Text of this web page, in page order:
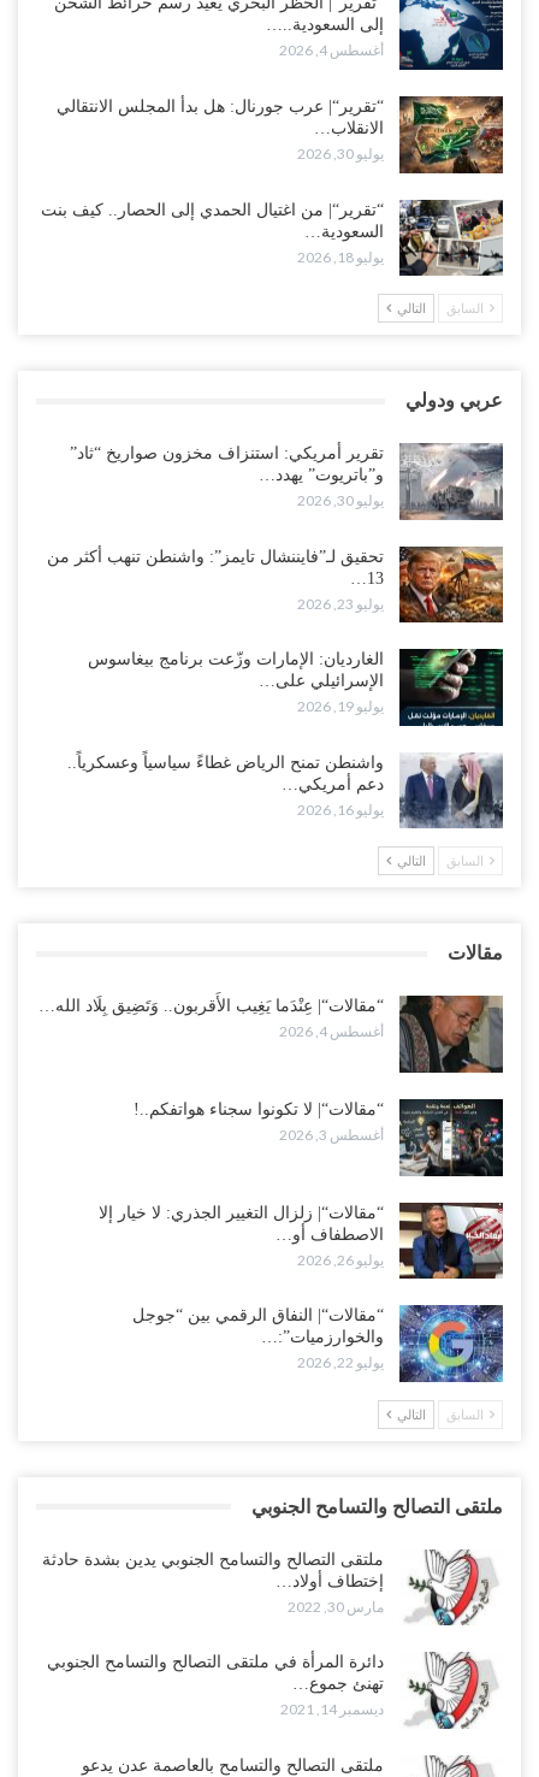
العطش وغياب الغاز يفاقمان مأساة الأهالي بعدن.. مدينة تغرق في دوامة
أغسطس 3, 2026
“مقالات“| لا تكونوا سجناء هواتفكم..!
أغسطس 3, 2026
“حضرموت“| بعد اقتحام منزل شيخ بارز.. قبائل الصحراء اليمنية تبدأ
احتشاداً على الحدود السعودية..!
أغسطس 2, 2026
أغسطس 2, 2026
“تعز“| مع اقتراب إعادة الهيكلة السعودية.. سباق بين طارق والإصلاح
لإشعال حرب..!
أغسطس 2, 2026
“حضرموت“| تغييرات سعودية بصفوف قيادة “درع الوطن” المتمركز
بالعبر.. هل بدأت الرياض إعادة هيكلة فصائلها بعد…
اغتيالات العبر تُشعل حضرموت.. من يقود حرب التصفية الصامتة داخل
معسكر التحالف..!
“تعز“| غضب شعبي يشلّ الخط الساحلي المخا- عدن.. هل بدأت المناطق
الاستراتيجية بالانفجار من الداخل..!
أغسطس 2, 2026
أغسطس 1, 2026
إلى السعودية..…
أغسطس 4, 2026
“تقرير“| عرب جورنال: هل بدأ المجلس الانتقالي
الانقلاب…
يوليو 30, 2026
“تقرير“| من اغتيال الحمدي إلى الحصار.. كيف بنت
السعودية…
يوليو 18, 2026
السابق التالي
عربي ودولي
تقرير أمريكي: استنزاف مخزون صواريخ “ثاد”
و”باتريوت” يهدد…
يوليو 30, 2026
تحقيق لـ”فايننشال تايمز”: واشنطن تنهب أكثر من
13…
يوليو 23, 2026
الغارديان: الإمارات وزّعت برنامج بيغاسوس
الإسرائيلي على…
يوليو 19, 2026
واشنطن تمنح الرياض غطاءً سياسياً وعسكرياً..
دعم أمريكي…
يوليو 16, 2026
السابق التالي
مقالات
“مقالات“| عِنْدَما يَغِيب الأَقربون.. وَتَضِيق بِلَاد الله…
أغسطس 4, 2026
“مقالات“| لا تكونوا سجناء هواتفكم..!
أغسطس 3, 2026
“مقالات“| زلزال التغيير الجذري: لا خيار إلا
الاصطفاف أو…
يوليو 26, 2026
“مقالات“| النفاق الرقمي بين “جوجل
والخوارزميات”:…
يوليو 22, 2026
السابق التالي
ملتقى التصالح والتسامح الجنوبي
ملتقى التصالح والتسامح الجنوبي يدين بشدة حادثة
إختطاف أولاد…
مارس 30, 2022
دائرة المرأة في ملتقى التصالح والتسامح الجنوبي
تهنئ جموع…
ديسمبر 14, 2021
ملتقى التصالح والتسامح بالعاصمة عدن يدعو